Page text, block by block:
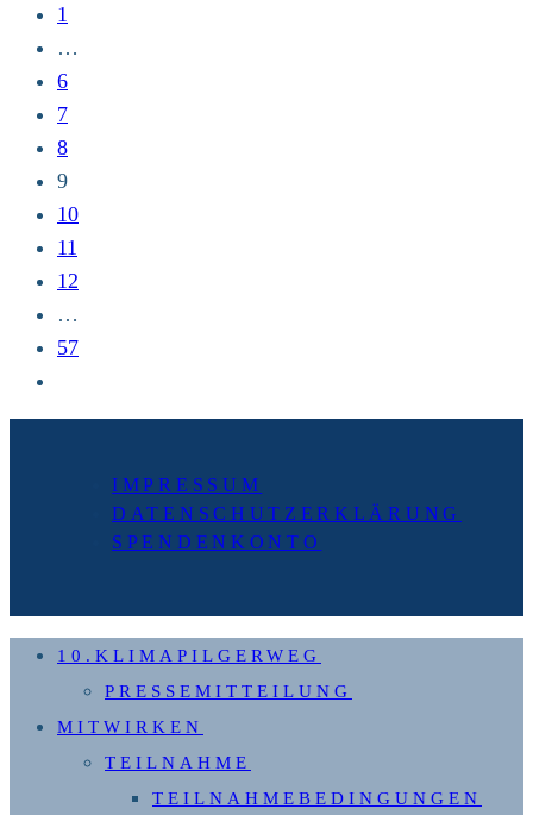
vorherigen
Seite
1
…
6
7
8
9
10
11
12
…
57
nächsten
IMPRESSUM
DATENSCHUTZERKLÄRUNG
SPENDENKONTO
10.KLIMAPILGERWEG
PRESSEMITTEILUNG
MITWIRKEN
TEILNAHME
TEILNAHMEBEDINGUNGEN